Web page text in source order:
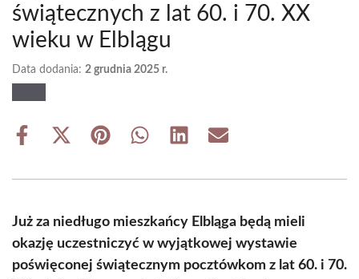
świątecznych z lat 60. i 70. XX
wieku w Elblągu
Data dodania: 2 grudnia 2025 r.
Share
Share
(Twitter)
Share Share Share Share
Już za niedługo mieszkańcy Elbląga będą mieli
okazję uczestniczyć w wyjątkowej wystawie
poświęconej świątecznym pocztówkom z lat 60. i 70.